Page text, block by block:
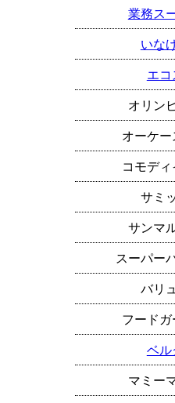
業務ス
いな
エコ
オリン
オーケー
コモデ
サミ
サンマ
スーパー
バリ
フードガ
ベル
マミー